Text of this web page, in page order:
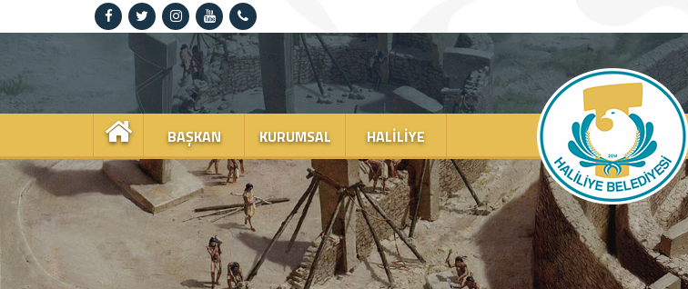
BAŞKAN KURUMSAL HALILIYE
Kurumsal
Haliliye
Projeler
Spor